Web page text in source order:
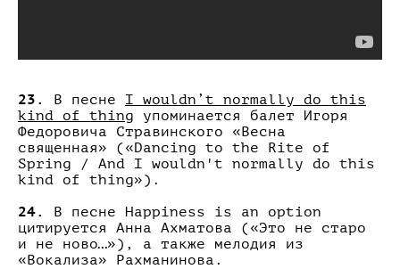
23. В песне I wouldn’t normally do this
kind of thing упоминается балет Игоря
Федоровича Стравинского «Весна
священная» («Dancing to the Rite of
Spring / And I wouldn't normally do this
kind of thing»).
24. В песне Happiness is an option
цитируется Анна Ахматова («Это не старо
и не ново…»), а также мелодия из
«Вокализа» Рахманинова.